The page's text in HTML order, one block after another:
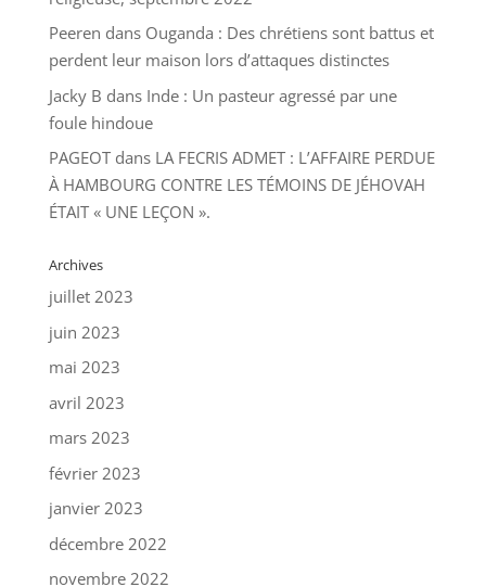
Peeren dans Ouganda : Des chrétiens sont battus et
perdent leur maison lors d’attaques distinctes
Jacky B dans Inde : Un pasteur agressé par une
foule hindoue
PAGEOTdans LA FECRIS ADMET : L’AFFAIRE PERDUE
À HAMBOURG CONTRE LES TÉMOINS DE JÉHOVAH
ÉTAIT « UNE LEÇON ».
Archives
juillet 2023
juin 2023
mai 2023
avril 2023
mars 2023
février 2023
janvier 2023
décembre 2022
novembre 2022